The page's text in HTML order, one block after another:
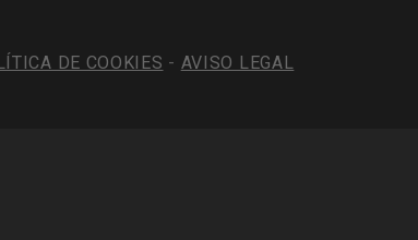
DE COOKIES - AVISO LEGAL